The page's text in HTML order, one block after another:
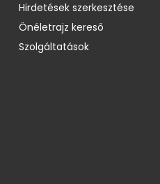
Hirdetések szerkesztése
Önéletrajz kereső
Szolgáltatások